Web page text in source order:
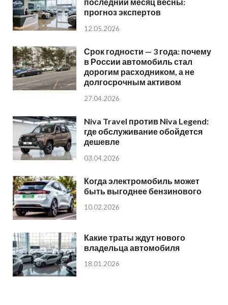
прогноз экспертов
12.05.2026
Срок годности — 3 года: почему
в России автомобиль стал
дорогим расходником, а не
долгосрочным активом
27.04.2026
Niva Travel против Niva Legend:
где обслуживание обойдется
дешевле
03.04.2026
Когда электромобиль может
быть выгоднее бензинового
10.02.2026
Какие траты ждут нового
владельца автомобиля
18.01.2026